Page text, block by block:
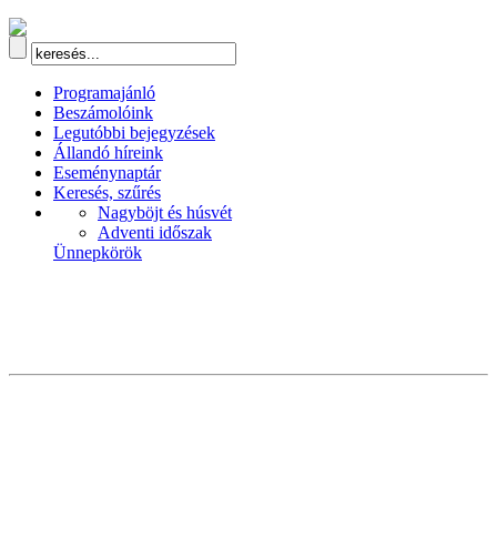
Programajánló
Beszámolóink
Legutóbbi bejegyzések
Állandó híreink
Eseménynaptár
Keresés, szűrés
Nagyböjt és húsvét
Adventi időszak
Ünnepkörök